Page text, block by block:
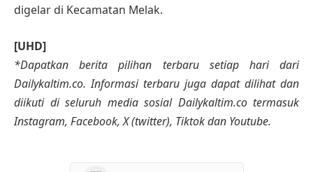
digelar di Kecamatan Melak.
[UHD]
*Dapatkan berita pilihan terbaru setiap hari dari
Dailykaltim.co. Informasi terbaru juga dapat dilihat dan
diikuti di seluruh media sosial Dailykaltim.co termasuk
Instagram, Facebook, X (twitter), Tiktok dan Youtube.